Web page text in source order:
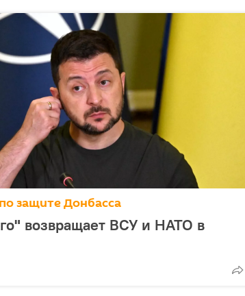
защите Донбасса
возвращает ВСУ и НАТО в